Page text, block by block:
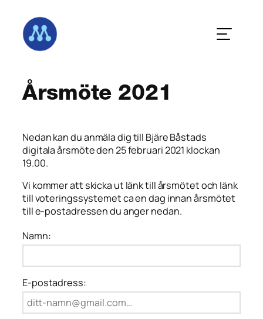
innehåll
Årsmöte 2021
Nedan kan du anmäla dig till Bjäre Båstads
digitala årsmöte den 25 februari 2021 klockan
19.00.
Vi kommer att skicka ut länk till årsmötet och länk
till voteringssystemet ca en dag innan årsmötet
till e-postadressen du anger nedan.
Namn:
E-postadress: